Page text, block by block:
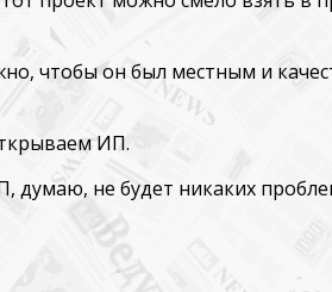
чтобы он был местным и
ИП.
думаю, не будет никаких